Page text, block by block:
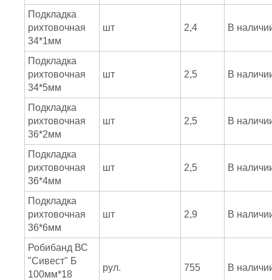
Подкладка
рихтовочная
34*1мм
шт 2,4 В
Подкладка
рихтовочная
34*5мм
шт 2,5 В
Подкладка
рихтовочная
36*2мм
шт 2,5 В
Подкладка
рихтовочная
36*4мм
шт 2,5 В
Подкладка
рихтовочная
36*6мм
шт 2,9 В
Робибанд ВС
"Сивест" Б
100мм*18
рул. 755 В